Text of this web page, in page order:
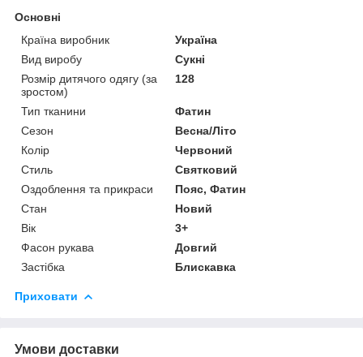
Основні
Країна виробник
Україна
Вид виробу
Сукні
Розмір дитячого одягу (за
зростом)
128
Тип тканини
Фатин
Сезон
Весна/Літо
Колір
Червоний
Стиль
Святковий
Оздоблення та прикраси
Пояс, Фатин
Стан
Новий
Вік
3+
Фасон рукава
Довгий
Застібка
Блискавка
Приховати
Умови доставки